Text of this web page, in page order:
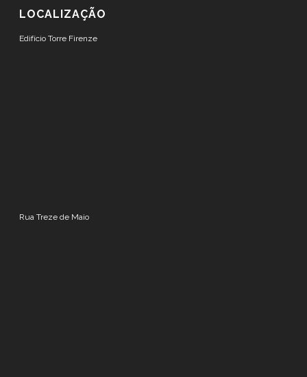
LOCALIZAÇÃO
Edifício Torre Firenze
Rua Treze de Maio